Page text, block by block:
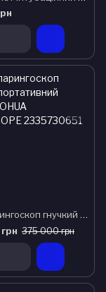
Відеоларингоскоп гнучкий портативний МВС-6 AOHUA ENDOSCOPE
375 000 грн